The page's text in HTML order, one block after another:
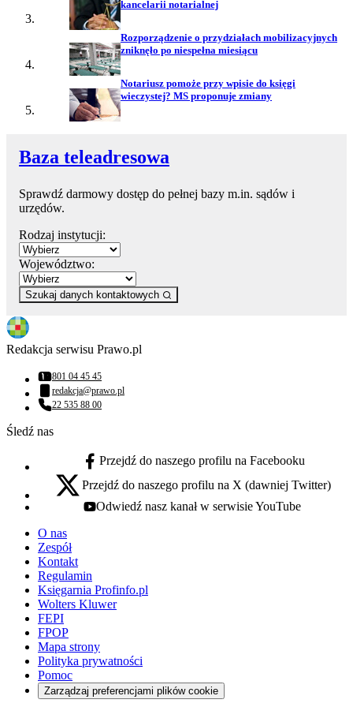
kancelarii notarialnej
Rozporządzenie o przydziałach mobilizacyjnych
zniknęło po niespełna miesiącu
Notariusz pomoże przy wpisie do księgi
wieczystej? MS proponuje zmiany
Baza teleadresowa
Sprawdź darmowy dostęp do pełnej bazy m.in. sądów i
urzędów.
Rodzaj instytucji:
Województwo:
Szukaj danych kontaktowych
Redakcja serwisu Prawo.pl
Numer telefonu:
801 04 45 45
Adres email:
redakcja@prawo.pl
Numer telefonu:
22 535 88 00
Śledź nas
facebook - otwiera się w nowej karcie
Przejdź do naszego profilu na Facebooku
x - otwiera się w nowej karcie
Przejdź do naszego profilu na X (dawniej Twitter)
youtube - otwiera się w nowej karcie
Odwiedź nasz kanał w serwisie YouTube
O nas
Zespół
Kontakt
Regulamin
Księgarnia Profinfo.pl
Wolters Kluwer
FEPI
FPOP
Mapa strony
Polityka prywatności
Pomoc
Zarządzaj preferencjami plików cookie